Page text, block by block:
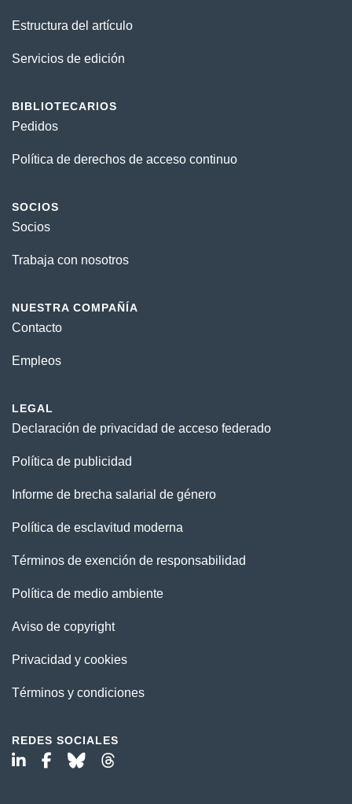
Estructura del artículo
Servicios de edición
BIBLIOTECARIOS
Pedidos
Política de derechos de acceso continuo
SOCIOS
Socios
Trabaja con nosotros
NUESTRA COMPAÑÍA
Contacto
Empleos
LEGAL
Declaración de privacidad de acceso federado
Política de publicidad
Informe de brecha salarial de género
Política de esclavitud moderna
Términos de exención de responsabilidad
Política de medio ambiente
Aviso de copyright
Privacidad y cookies
Términos y condiciones
REDES SOCIALES